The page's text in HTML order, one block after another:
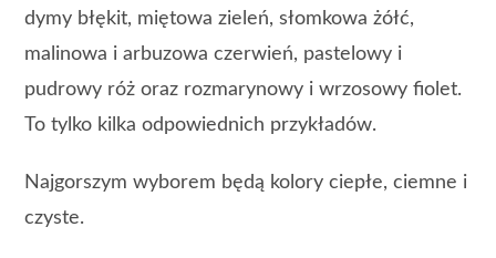
dymy błękit, miętowa zieleń, słomkowa żółć,
malinowa i arbuzowa czerwień, pastelowy i
pudrowy róż oraz rozmarynowy i wrzosowy fiolet.
To tylko kilka odpowiednich przykładów.
Najgorszym wyborem będą kolory ciepłe, ciemne i
czyste.